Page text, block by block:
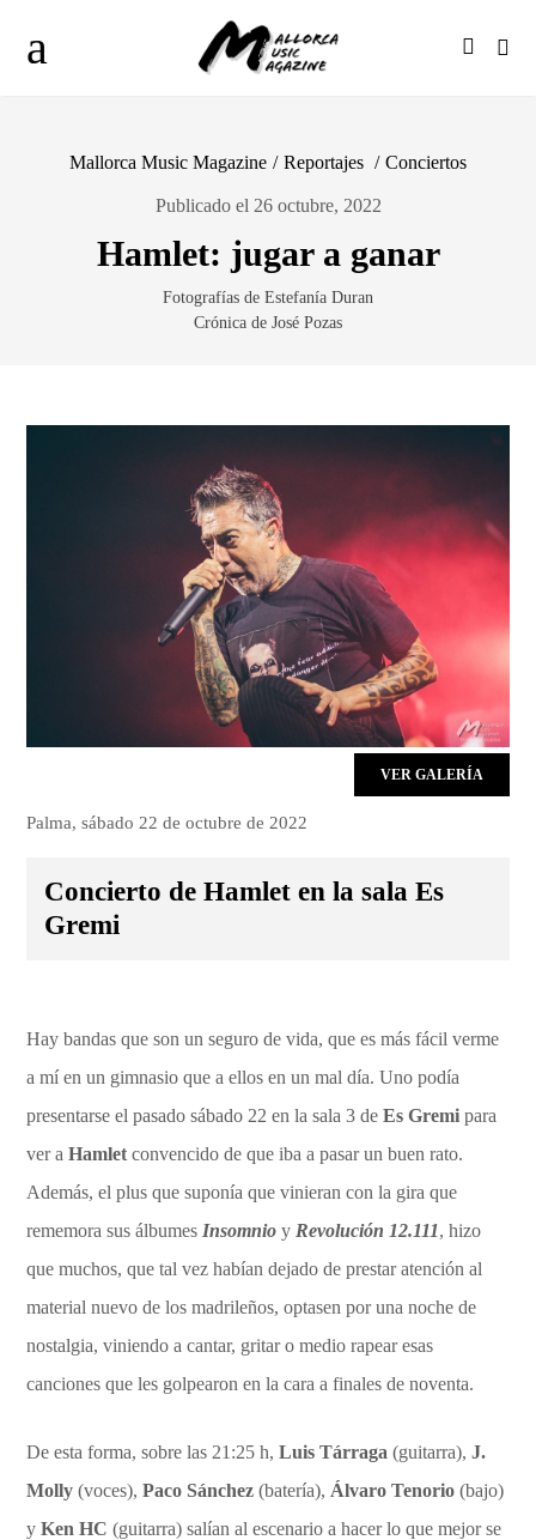
Mallorca Music Magazine / Reportajes / Conciertos
Publicado el 26 octubre, 2022
Hamlet: jugar a ganar
Fotografías de Estefanía Duran
Crónica de José Pozas
VER GALERÍA
Palma, sábado 22 de octubre de 2022
Concierto de Hamlet en la sala Es
Gremi
Hay bandas que son un seguro de vida, que es más fácil verme
a mí en un gimnasio que a ellos en un mal día. Uno podía
presentarse el pasado sábado 22 en la sala 3 deEs Gremi para
ver aHamlet convencido de que iba a pasar un buen rato.
Además, el plus que suponía que vinieran con la gira que
rememora sus álbumes Insomnio y Revolución 12.111, hizo
que muchos, que tal vez habían dejado de prestar atención al
material nuevo de los madrileños, optasen por una noche de
nostalgia, viniendo a cantar, gritar o medio rapear esas
canciones que les golpearon en la cara a finales de noventa.
De esta forma, sobre las 21:25 h,Luis Tárraga (guitarra),J.
Molly (voces),Paco Sánchez (batería), Álvaro Tenorio (bajo)
yKen HC (guitarra) salían al escenario a hacer lo que mejor se